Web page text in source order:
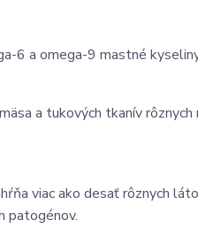
6 a omega-9 mastné
a tukových tkanív
viac ako desať rôznych
patogénov.